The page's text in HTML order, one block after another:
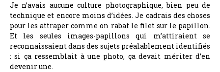
Je n’avais aucune culture photographique, bien peu de
technique et encore moins d’idées. Je cadrais des choses
pour les attraper comme on rabat le filet sur le papillon.
Et les seules images-papillons qui m’attiraient se
reconnaissaient dans des sujets préalablement identifiés
: si ça ressemblait à une photo, ça devait mériter d’en
devenir une.